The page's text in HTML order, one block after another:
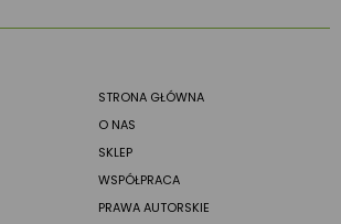
STRONA GŁÓWNA
O NAS
SKLEP
WSPÓŁPRACA
PRAWA AUTORSKIE